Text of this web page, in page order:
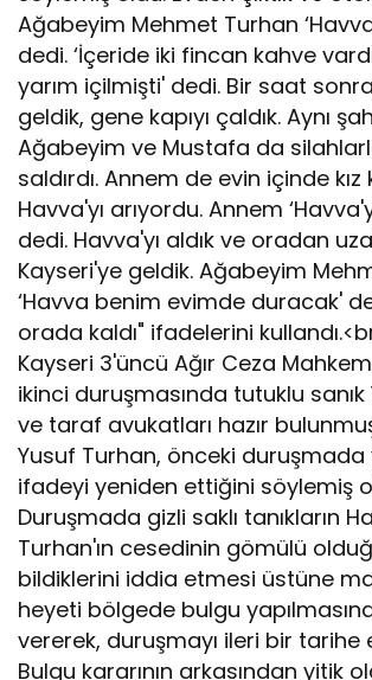
Ağabeyim Mehmet Turhan
dedi. ‘İçeride iki fincan kahve
yarım içilmişti' dedi. Bir saat
geldik, gene kapıyı çaldık. Aynı
Ağabeyim ve Mustafa da
saldırdı. Annem de evin içinde
Havva'yı arıyordu. Annem
dedi. Havva'yı aldık ve oradan
Kayseri'ye geldik. Ağabeyim
‘Havva benim evimde duracak'
orada kaldı" ifadelerini
Kayseri 3'üncü Ağır Ceza
ikinci duruşmasında tutuklu
ve taraf avukatları hazır
Yusuf Turhan, önceki duruşmada
ifadeyi yeniden ettiğini söylemiş
Duruşmada gizli saklı tanıkların
Turhan'ın cesedinin gömülü
bildiklerini iddia etmesi üstüne
heyeti bölgede bulgu
vererek, duruşmayı ileri bir tarihe
Bulgu kararının arkasından yitik